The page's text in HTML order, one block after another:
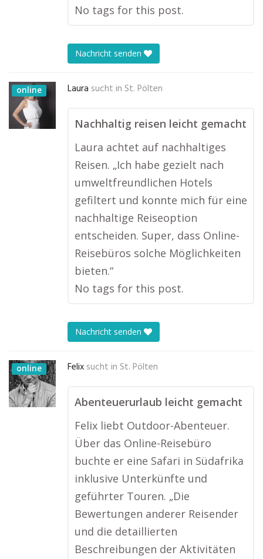
No tags for this post.
Nachricht senden
online Laura sucht in St. Pölten
Nachhaltig reisen leicht gemacht
Laura achtet auf nachhaltiges
Reisen. „Ich habe gezielt nach
umweltfreundlichen Hotels
gefiltert und konnte mich für eine
nachhaltige Reiseoption
entscheiden. Super, dass Online-
Reisebüros solche Möglichkeiten
bieten.“
No tags for this post.
Nachricht senden
online Felix sucht in St. Pölten
Abenteuerurlaub leicht gemacht
Felix liebt Outdoor-Abenteuer.
Über das Online-Reisebüro
buchte er eine Safari in Südafrika
inklusive Unterkünfte und
geführter Touren. „Die
Bewertungen anderer Reisender
und die detaillierten
Beschreibungen der Aktivitäten